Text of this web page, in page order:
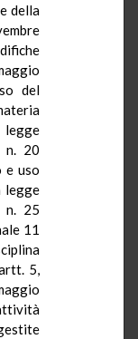
della
del
n. 20
e uso
legge
n. 25
11
5,